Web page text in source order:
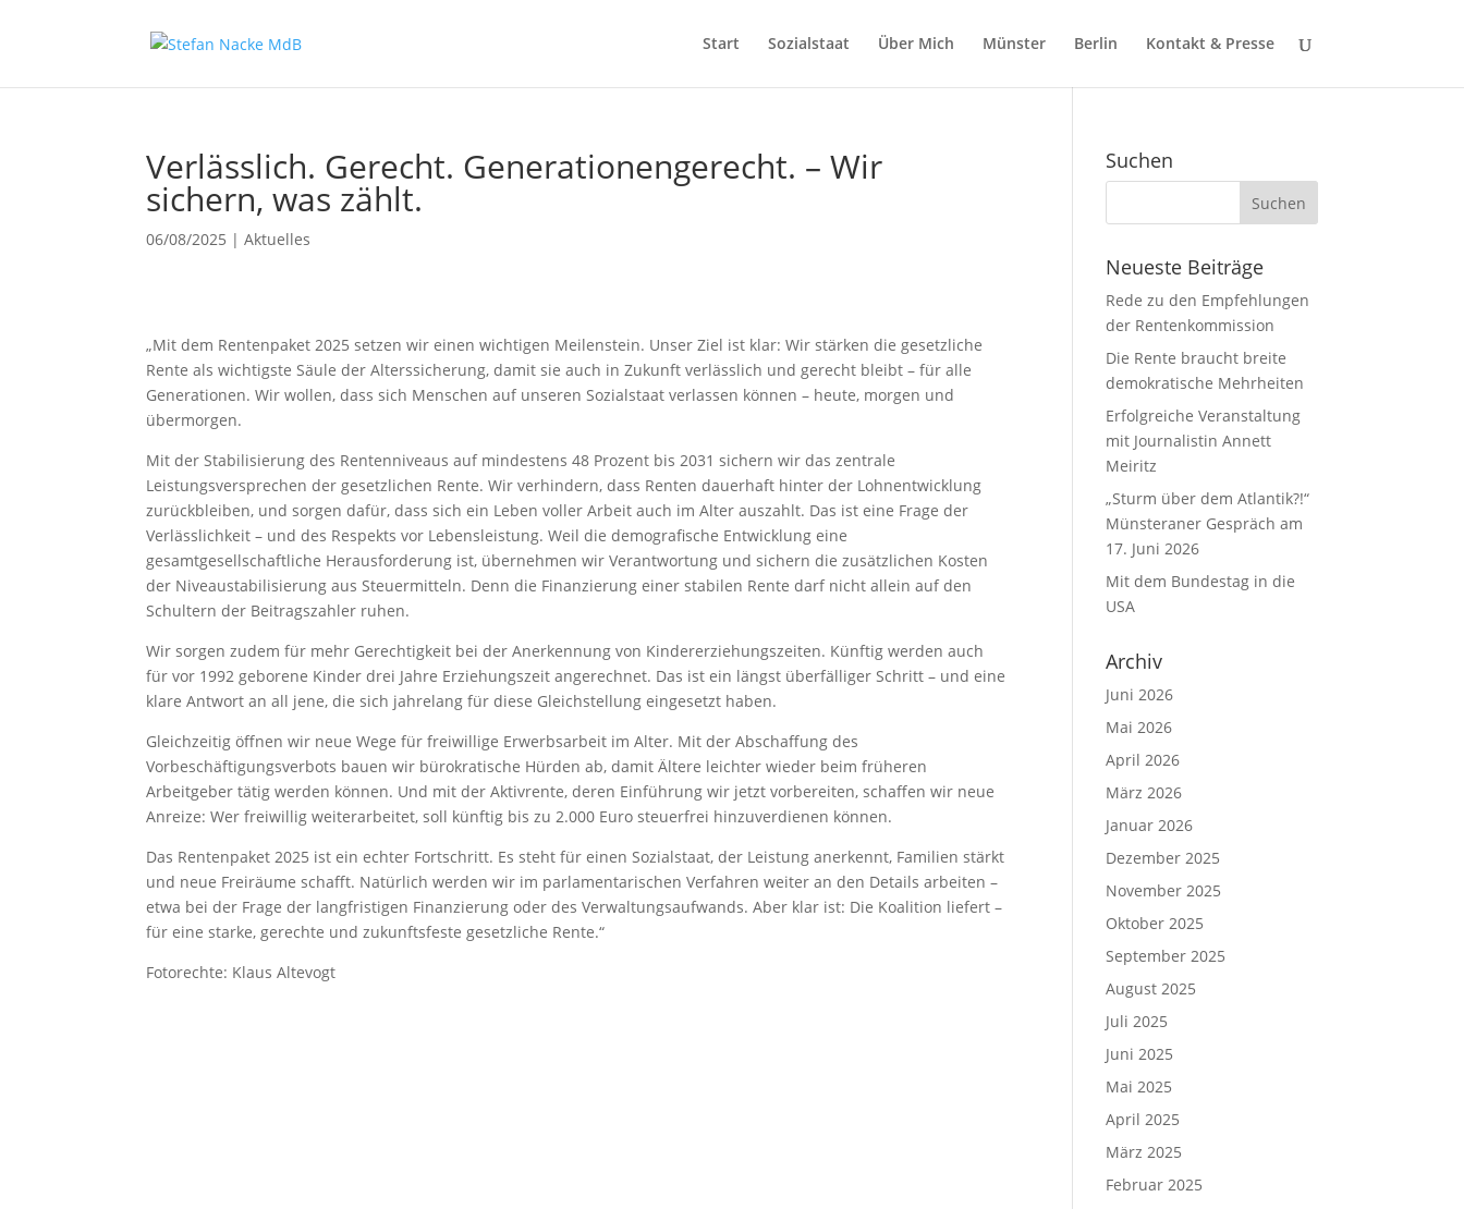
Start Sozialstaat Über Mich Münster Berlin Kontakt & Presse
Verlässlich. Gerecht. Generationengerecht. – Wir
sichern, was zählt.
06/08/2025 |Aktuelles
„Mit dem Rentenpaket 2025 setzen wir einen wichtigen Meilenstein. Unser Ziel ist klar: Wir stärken die gesetzliche
Rente als wichtigste Säule der Alterssicherung, damit sie auch in Zukunft verlässlich und gerecht bleibt – für alle
Generationen. Wir wollen, dass sich Menschen auf unseren Sozialstaat verlassen können – heute, morgen und
übermorgen.
Mit der Stabilisierung des Rentenniveaus auf mindestens 48 Prozent bis 2031 sichern wir das zentrale
Leistungsversprechen der gesetzlichen Rente. Wir verhindern, dass Renten dauerhaft hinter der Lohnentwicklung
zurückbleiben, und sorgen dafür, dass sich ein Leben voller Arbeit auch im Alter auszahlt. Das ist eine Frage der
Verlässlichkeit – und des Respekts vor Lebensleistung. Weil die demografische Entwicklung eine
gesamtgesellschaftliche Herausforderung ist, übernehmen wir Verantwortung und sichern die zusätzlichen Kosten
der Niveaustabilisierung aus Steuermitteln. Denn die Finanzierung einer stabilen Rente darf nicht allein auf den
Schultern der Beitragszahler ruhen.
Wir sorgen zudem für mehr Gerechtigkeit bei der Anerkennung von Kindererziehungszeiten. Künftig werden auch
für vor 1992 geborene Kinder drei Jahre Erziehungszeit angerechnet. Das ist ein längst überfälliger Schritt – und eine
klare Antwort an all jene, die sich jahrelang für diese Gleichstellung eingesetzt haben.
Gleichzeitig öffnen wir neue Wege für freiwillige Erwerbsarbeit im Alter. Mit der Abschaffung des
Vorbeschäftigungsverbots bauen wir bürokratische Hürden ab, damit Ältere leichter wieder beim früheren
Arbeitgeber tätig werden können. Und mit der Aktivrente, deren Einführung wir jetzt vorbereiten, schaffen wir neue
Anreize: Wer freiwillig weiterarbeitet, soll künftig bis zu 2.000 Euro steuerfrei hinzuverdienen können.
Das Rentenpaket 2025 ist ein echter Fortschritt. Es steht für einen Sozialstaat, der Leistung anerkennt, Familien stärkt
und neue Freiräume schafft. Natürlich werden wir im parlamentarischen Verfahren weiter an den Details arbeiten –
etwa bei der Frage der langfristigen Finanzierung oder des Verwaltungsaufwands. Aber klar ist: Die Koalition liefert –
für eine starke, gerechte und zukunftsfeste gesetzliche Rente.“
Fotorechte: Klaus Altevogt
Suchen
Neueste Beiträge
Rede zu den Empfehlungen
der Rentenkommission
Die Rente braucht breite
demokratische Mehrheiten
Erfolgreiche Veranstaltung
mit Journalistin Annett
Meiritz
„Sturm über dem Atlantik?!“
Münsteraner Gespräch am
17. Juni 2026
Mit dem Bundestag in die
USA
Archiv
Juni 2026
Mai 2026
April 2026
März 2026
Januar 2026
Dezember 2025
November 2025
Oktober 2025
September 2025
August 2025
Juli 2025
Juni 2025
Mai 2025
April 2025
März 2025
Februar 2025